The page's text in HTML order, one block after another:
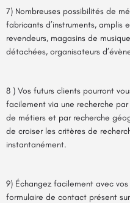
7) Nombreuses possibilités de
fabricants d’instruments, amplis
revendeurs, magasins de
détachées, organisateurs
8 ) Vos futurs clients pourront
facilement via une recherche
de métiers et par recherche
de croiser les critères de
instantanément.
9) Échangez facilement avec
formulaire de contact présent